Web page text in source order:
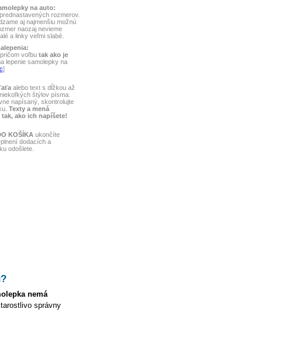
na auto:
rozmerov.
aj najmenšiu možnú
naozaj nevieme
a linky veľmi slabé.
voľbu tak ako je
lepenie samolepky na
]
alebo text s dĺžkou až
štýlov písma.
napísaný, skontrolujte
Texty a mená
ako ich napíšete!
KOŠÍKA ukončíte
dodacích a
odošlete.
?
nemá
správny